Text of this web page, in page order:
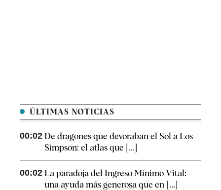
ÚLTIMAS NOTICIAS
00:02 De dragones que devoraban el Sol a Los
Simpson: el atlas que [...]
00:02 La paradoja del Ingreso Mínimo Vital:
una ayuda más generosa que en [...]